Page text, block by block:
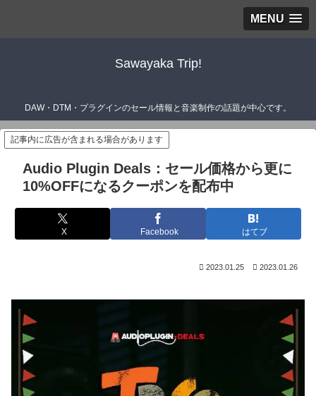
MENU
Sawayaka Trip!
DAW・DTM・プラグインのセール情報と音楽制作の話題が中心です。
記事内に広告が含まれる場合があります
Audio Plugin Deals：セール価格から更に
10%OFFになるクーポンを配布中
X Facebook はてブ
2023.01.25 2023.01.26